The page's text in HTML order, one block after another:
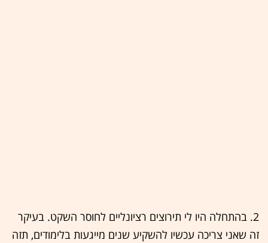
2. בהתחלה היו לי תירוצים רציונליים לחוסר השקט. בעיקר
זה שאני צריכה עכשיו להשקיע שנים מייגעות בלימודים, תזה